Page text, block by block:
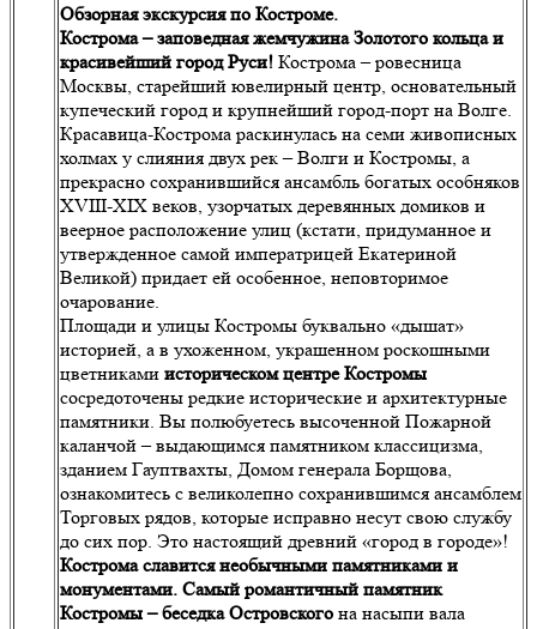
Обзорная экскурсия по Костроме.
Кострома– заповедная жемчужина Золотого кольца и
красивейший город Руси! Кострома – ровесница
Москвы, старейший ювелирный центр, основательный
купеческий город и крупнейший город-порт на Волге.
Красавица-Кострома раскинулась на семи живописных
холмах у слияния двух рек – Волги и Костромы, а
прекрасно сохранившийся ансамбль богатых особняков
XVIII-XIX веков, узорчатых деревянных домиков и
веерное расположение улиц (кстати, придуманное и
утвержденное самой императрицей Екатериной
Великой) придает ей особенное, неповторимое
очарование.
Площади и улицы Костромы буквально «дышат»
историей, а в ухоженном, украшенном роскошными
цветниками историческом центре Костромы
сосредоточены редкие исторические и архитектурные
памятники. Вы полюбуетесь высоченной Пожарной
каланчой – выдающимся памятником классицизма,
зданием Гауптвахты, Домом генерала Борщова,
ознакомитесь с великолепно сохранившимся ансамблем
Торговых рядов, которые исправно несут свою службу
до сих пор. Это настоящий древний «город в городе»!
Кострома славится необычными памятниками и
монументами. Самый романтичный памятник
Костромы – беседка Островского на насыпи вала